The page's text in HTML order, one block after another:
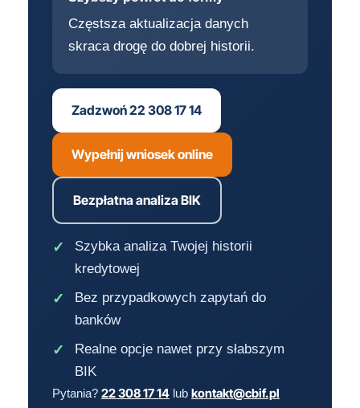
Częstsza aktualizacja danych
skraca drogę do dobrej historii.
Zadzwoń 22 308 17 14
Wypełnij wniosek online
Bezpłatna analiza BIK
Szybka analiza Twojej historii
kredytowej
Bez przypadkowych zapytań do
banków
Realne opcje nawet przy słabszym
BIK
Pytania? 22 308 17 14 lub kontakt@cbif.pl